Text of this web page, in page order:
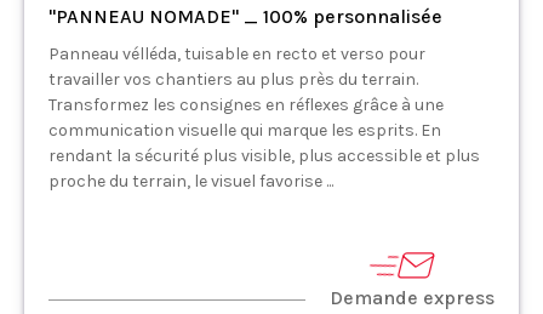
"PANNEAU NOMADE" _ 100% personnalisée
Panneau vélléda, tuisable en recto et verso pour
travailler vos chantiers au plus près du terrain.
Transformez les consignes en réflexes grâce à une
communication visuelle qui marque les esprits. En
rendant la sécurité plus visible, plus accessible et plus
proche du terrain, le visuel favorise ...
Demande express